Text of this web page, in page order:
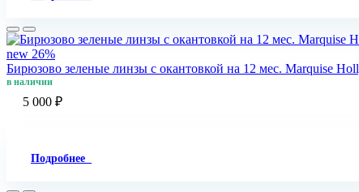
new 26%
Бирюзово зеленые линзы c окантовкой на 12 мес. Marquise
в наличии
5 000 ₽
Подробнее